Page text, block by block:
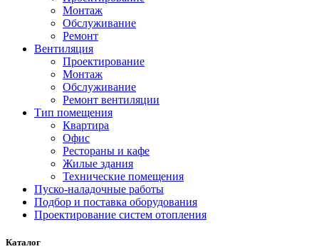
Монтаж
Обслуживание
Ремонт
Вентиляция
Проектирование
Монтаж
Обслуживание
Ремонт вентиляции
Тип помещения
Квартира
Офис
Рестораны и кафе
Жилые здания
Технические помещения
Пуско-наладочные работы
Подбор и поставка оборудования
Проектирование систем отопления
Каталог